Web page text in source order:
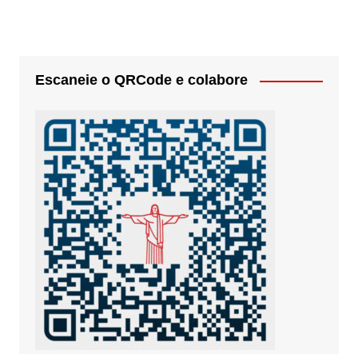
Escaneie o QRCode e colabore